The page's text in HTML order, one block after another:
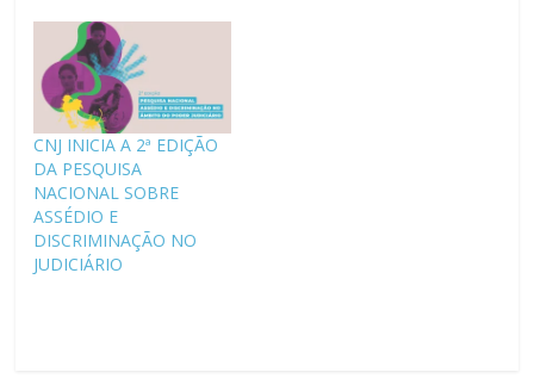
de assédio e
discriminação junto a
servidores, servidoras,
magistratura e equipes
terceirizadas. Segundo
dados de pesquisa
realizada pelo Conselho
Nacional de Justiça (CNJ),
ainda é preciso
sensibilizar o público que
atua…
CNJ INICIA A 2ª EDIÇÃO
DA PESQUISA
NACIONAL SOBRE
ASSÉDIO E
DISCRIMINAÇÃO NO
JUDICIÁRIO